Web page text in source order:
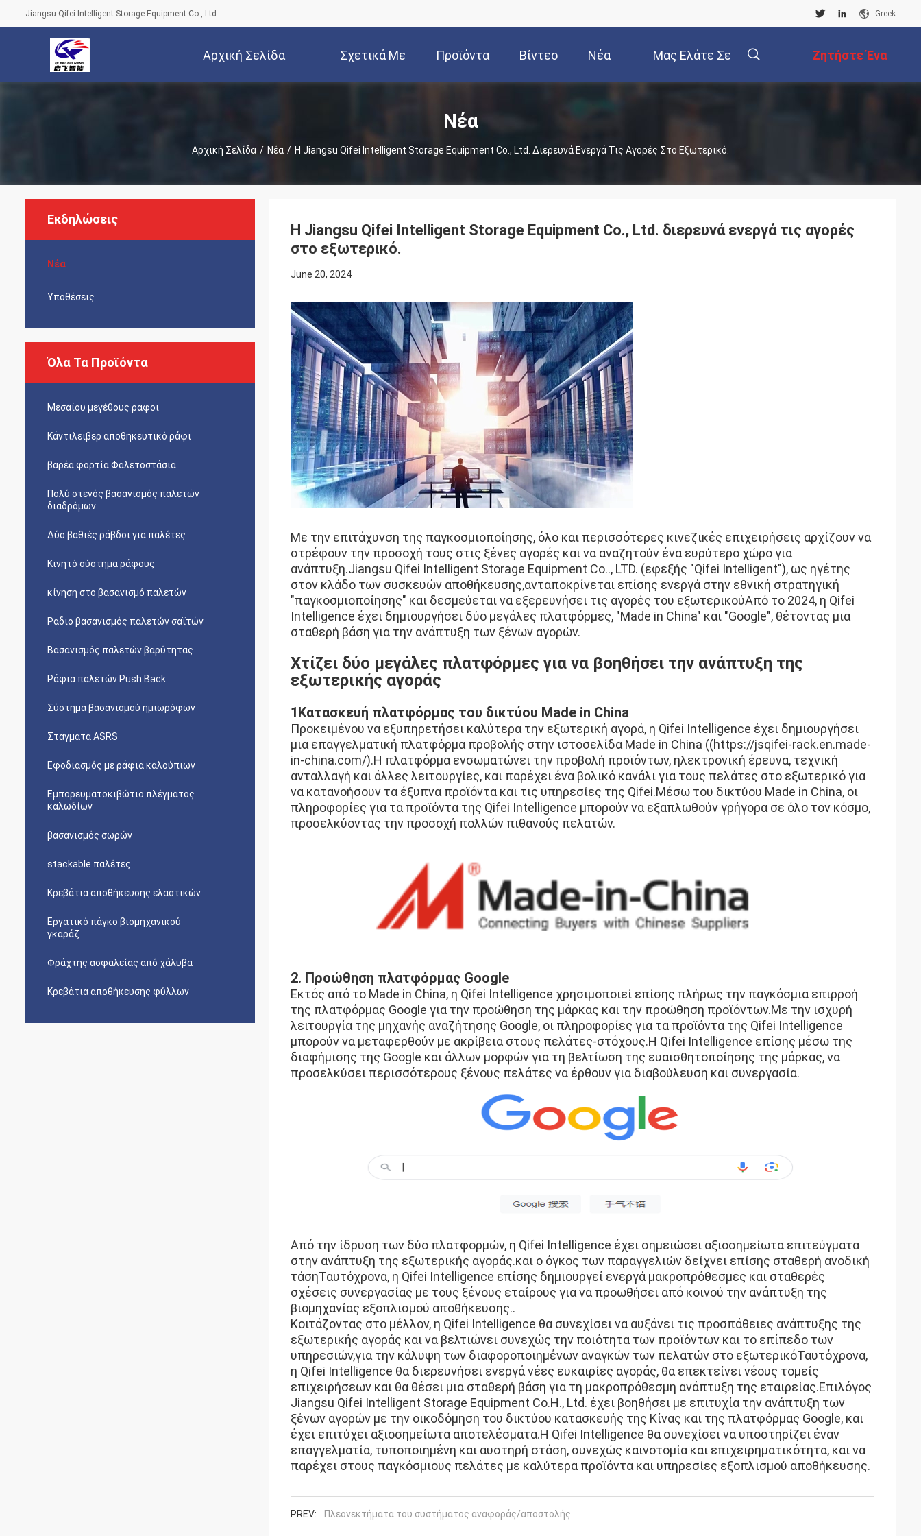
Jiangsu Qifei Intelligent Storage Equipment Co., Ltd. Greek
Αρχική Σελίδα Σχετικά Με Προϊόντα Βίντεο Νέα Μας Ελάτε Σε Ζητήστε Ένα
Απόσπασμα
Νέα
Αρχική Σελίδα / Νέα / Η Jiangsu Qifei Intelligent Storage Equipment Co., Ltd. Διερευνά Ενεργά Τις Αγορές Στο Εξωτερικό.
Εκδηλώσεις
Νέα
Υποθέσεις
Όλα Τα Προϊόντα
Μεσαίου μεγέθους ράφοι
Κάντιλειβερ αποθηκευτικό ράφι
βαρέα φορτία Φαλετοστάσια
Πολύ στενός βασανισμός παλετών
διαδρόμων
Δύο βαθιές ράβδοι για παλέτες
Κινητό σύστημα ράφους
κίνηση στο βασανισμό παλετών
Ραδιο βασανισμός παλετών σαϊτών
Βασανισμός παλετών βαρύτητας
Ράφια παλετών Push Back
Σύστημα βασανισμού ημιωρόφων
Στάγματα ASRS
Εφοδιασμός με ράφια καλούπιων
Εμπορευματοκιβώτιο πλέγματος
καλωδίων
βασανισμός σωρών
stackable παλέτες
Κρεβάτια αποθήκευσης ελαστικών
Εργατικό πάγκο βιομηχανικού
γκαράζ
Φράχτης ασφαλείας από χάλυβα
Κρεβάτια αποθήκευσης φύλλων
Η Jiangsu Qifei Intelligent Storage Equipment Co., Ltd. διερευνά ενεργά τις αγορές
στο εξωτερικό.
June 20, 2024
Με την επιτάχυνση της παγκοσμιοποίησης, όλο και περισσότερες κινεζικές επιχειρήσεις αρχίζουν να
στρέφουν την προσοχή τους στις ξένες αγορές και να αναζητούν ένα ευρύτερο χώρο για
ανάπτυξη.Jiangsu Qifei Intelligent Storage Equipment Co.., LTD. (εφεξής "Qifei Intelligent"), ως ηγέτης
στον κλάδο των συσκευών αποθήκευσης,ανταποκρίνεται επίσης ενεργά στην εθνική στρατηγική
"παγκοσμιοποίησης" και δεσμεύεται να εξερευνήσει τις αγορές του εξωτερικούΑπό το 2024, η Qifei
Intelligence έχει δημιουργήσει δύο μεγάλες πλατφόρμες, "Made in China" και "Google", θέτοντας μια
σταθερή βάση για την ανάπτυξη των ξένων αγορών.
Χτίζει δύο μεγάλες πλατφόρμες για να βοηθήσει την ανάπτυξη της
εξωτερικής αγοράς
1Κατασκευή πλατφόρμας του δικτύου Made in China
Προκειμένου να εξυπηρετήσει καλύτερα την εξωτερική αγορά, η Qifei Intelligence έχει δημιουργήσει
μια επαγγελματική πλατφόρμα προβολής στην ιστοσελίδα Made in China ((https://jsqifei-rack.en.made-
in-china.com/).Η πλατφόρμα ενσωματώνει την προβολή προϊόντων, ηλεκτρονική έρευνα, τεχνική
ανταλλαγή και άλλες λειτουργίες, και παρέχει ένα βολικό κανάλι για τους πελάτες στο εξωτερικό για
να κατανοήσουν τα έξυπνα προϊόντα και τις υπηρεσίες της Qifei.Μέσω του δικτύου Made in China, οι
πληροφορίες για τα προϊόντα της Qifei Intelligence μπορούν να εξαπλωθούν γρήγορα σε όλο τον κόσμο,
προσελκύοντας την προσοχή πολλών πιθανούς πελατών.
2. Προώθηση πλατφόρμας Google
Εκτός από το Made in China, η Qifei Intelligence χρησιμοποιεί επίσης πλήρως την παγκόσμια επιρροή
της πλατφόρμας Google για την προώθηση της μάρκας και την προώθηση προϊόντων.Με την ισχυρή
λειτουργία της μηχανής αναζήτησης Google, οι πληροφορίες για τα προϊόντα της Qifei Intelligence
μπορούν να μεταφερθούν με ακρίβεια στους πελάτες-στόχους.Η Qifei Intelligence επίσης μέσω της
διαφήμισης της Google και άλλων μορφών για τη βελτίωση της ευαισθητοποίησης της μάρκας, να
προσελκύσει περισσότερους ξένους πελάτες να έρθουν για διαβούλευση και συνεργασία.
Από την ίδρυση των δύο πλατφορμών, η Qifei Intelligence έχει σημειώσει αξιοσημείωτα επιτεύγματα
στην ανάπτυξη της εξωτερικής αγοράς.και ο όγκος των παραγγελιών δείχνει επίσης σταθερή ανοδική
τάσηΤαυτόχρονα, η Qifei Intelligence επίσης δημιουργεί ενεργά μακροπρόθεσμες και σταθερές
σχέσεις συνεργασίας με τους ξένους εταίρους για να προωθήσει από κοινού την ανάπτυξη της
βιομηχανίας εξοπλισμού αποθήκευσης..
Κοιτάζοντας στο μέλλον, η Qifei Intelligence θα συνεχίσει να αυξάνει τις προσπάθειες ανάπτυξης της
εξωτερικής αγοράς και να βελτιώνει συνεχώς την ποιότητα των προϊόντων και το επίπεδο των
υπηρεσιών,για την κάλυψη των διαφοροποιημένων αναγκών των πελατών στο εξωτερικόΤαυτόχρονα,
η Qifei Intelligence θα διερευνήσει ενεργά νέες ευκαιρίες αγοράς, θα επεκτείνει νέους τομείς
επιχειρήσεων και θα θέσει μια σταθερή βάση για τη μακροπρόθεσμη ανάπτυξη της εταιρείας.Επιλόγος
Jiangsu Qifei Intelligent Storage Equipment Co.Η., Ltd. έχει βοηθήσει με επιτυχία την ανάπτυξη των
ξένων αγορών με την οικοδόμηση του δικτύου κατασκευής της Κίνας και της πλατφόρμας Google, και
έχει επιτύχει αξιοσημείωτα αποτελέσματα.Η Qifei Intelligence θα συνεχίσει να υποστηρίζει έναν
επαγγελματία, τυποποιημένη και αυστηρή στάση, συνεχώς καινοτομία και επιχειρηματικότητα, και να
παρέχει στους παγκόσμιους πελάτες με καλύτερα προϊόντα και υπηρεσίες εξοπλισμού αποθήκευσης.
PREV: Πλεονεκτήματα του συστήματος αναφοράς/αποστολής